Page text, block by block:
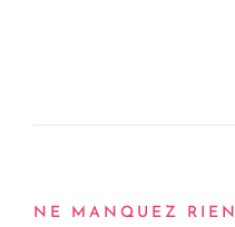
NE MANQUEZ RIEN